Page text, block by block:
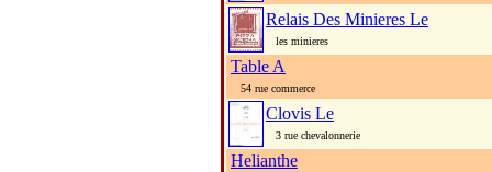
Relais Des Minieres Le
les minieres
Table A
54 rue commerce
Clovis Le
3 rue chevalonnerie
Helianthe